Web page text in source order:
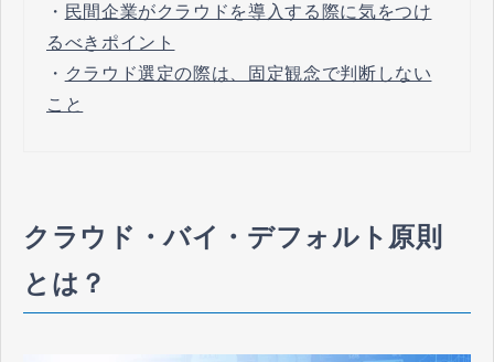
・ 民間企業がクラウドを導入する際に気をつけ
るべきポイント
・ クラウド選定の際は、固定観念で判断しない
こと
クラウド・バイ・デフォルト原則
とは？